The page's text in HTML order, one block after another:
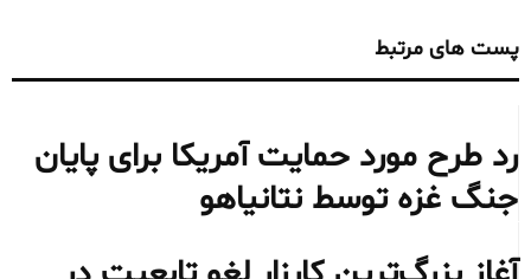
پست های مرتبط
رد طرح مورد حمایت آمریکا برای پایان
جنگ غزه توسط نتانیاهو